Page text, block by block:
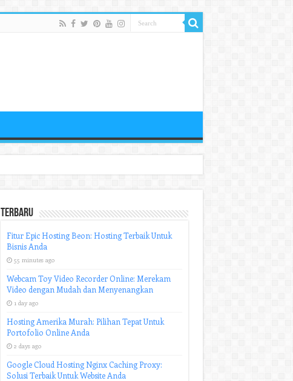
Terbaru
Fitur Epic Hosting Beon: Hosting Terbaik Untuk
Bisnis Anda
55 minutes ago
Webcam Toy Video Recorder Online: Merekam
Video dengan Mudah dan Menyenangkan
1 day ago
Hosting Amerika Murah: Pilihan Tepat Untuk
Portofolio Online Anda
2 days ago
Google Cloud Hosting Nginx Caching Proxy:
Solusi Terbaik Untuk Website Anda